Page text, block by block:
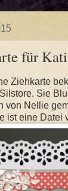
für Kati
Ziehkarte
Sie
von Nellie
ist eine Datei